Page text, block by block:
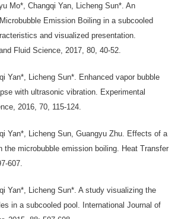
Mo*, Changqi Yan, Licheng Sun*. An
Emission Boiling in a subcooled
and visualized presentation.
Fluid Science, 2017, 80, 40-52.
Yan*, Licheng Sun*. Enhanced vapor bubble
with ultrasonic vibration. Experimental
2016, 70, 115-124.
Yan*, Licheng Sun, Guangyu Zhu. Effects of a
the microbubble emission boiling. Heat Transfer
607.
Yan*, Licheng Sun*. A study visualizing the
in a subcooled pool. International Journal of